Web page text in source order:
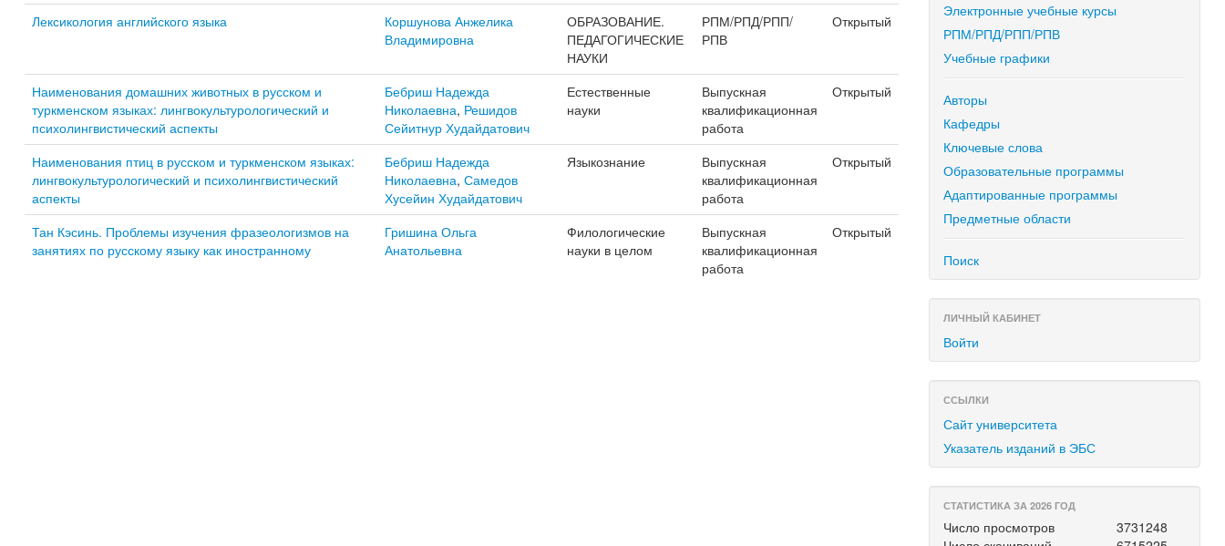
Лексикология английского языка
Коршунова Анжелика
Владимировна
ОБРАЗОВАНИЕ.
ПЕДАГОГИЧЕСКИЕ
НАУКИ
РПМ/РПД/РПП/
РПВ
Открытый
Наименования домашних животных в русском и
туркменском языках: лингвокультурологический и
психолингвистический аспекты
Бебриш Надежда
Николаевна, Решидов
Сейитнур Худайдатович
Естественные
науки
Выпускная
квалификационная
работа
Открытый
Наименования птиц в русском и туркменском языках:
лингвокультурологический и психолингвистический
аспекты
Бебриш Надежда
Николаевна, Самедов
Хусейин Худайдатович
Языкознание
Выпускная
квалификационная
работа
Открытый
Тан Кэсинь. Проблемы изучения фразеологизмов на
занятиях по русскому языку как иностранному
Гришина Ольга
Анатольевна
Филологические
науки в целом
Выпускная
квалификационная
работа
Открытый
Электронные учебные курсы
РПМ/РПД/РПП/РПВ
Учебные графики
Авторы
Кафедры
Ключевые слова
Образовательные программы
Адаптированные программы
Предметные области
Поиск
ЛИЧНЫЙ КАБИНЕТ
Войти
ССЫЛКИ
Сайт университета
Указатель изданий в ЭБС
СТАТИСТИКА ЗА 2026 ГОД
Число просмотров
3731248